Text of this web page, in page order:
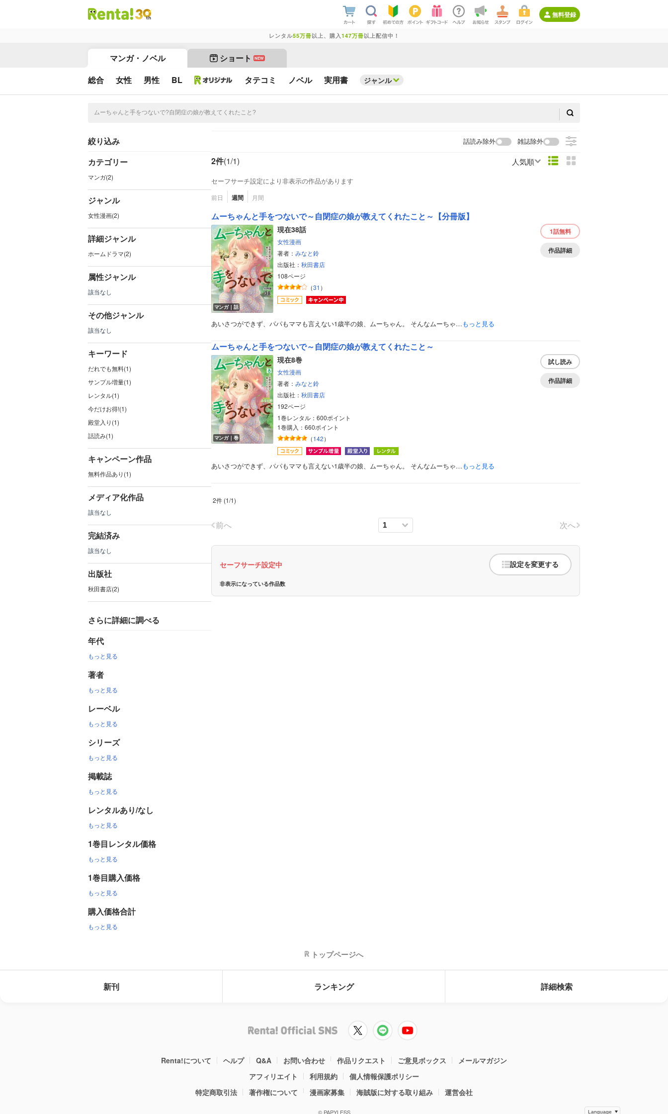
無料登録
レンタル55万冊以上、購入 147万冊以上配信中！
マンガ・ノベル ショート NEW
総合 女性 男性 BL タテコミ ノベル 実用書 ジャンル
絞り込み
カテゴリー
マンガ(2)
ジャンル
女性漫画(2)
詳細ジャンル
ホームドラマ(2)
属性ジャンル
該当なし
その他ジャンル
該当なし
キーワード
だれでも無料(1)
サンプル増量(1)
レンタル(1)
今だけお得!(1)
殿堂入り(1)
話読み(1)
キャンペーン作品
無料作品あり(1)
メディア化作品
該当なし
完結済み
該当なし
出版社
秋田書店(2)
さらに詳細に調べる
年代
もっと見る
著者
もっと見る
レーベル
もっと見る
シリーズ
もっと見る
掲載誌
もっと見る
レンタルあり/なし
もっと見る
1巻目レンタル価格
もっと見る
1巻目購入価格
もっと見る
購入価格合計
もっと見る
話読み除外 雑誌除外
2件(1/1) 人気順
セーフサーチ設定により非表示の作品があります
美女・美少女
前日 週間 月間
ムーちゃんと手をつないで～自閉症の娘が教えてくれたこと～【分冊版】
マンガ｜話
現在38話
女性漫画
著者： みなと鈴
出版社： 秋田書店
108ページ
（31 ）
1話無料
作品詳細
あいさつができず、パパもママも言えない1歳半の娘、ムーちゃん。 そんなムーちゃ…もっと見る
ムーちゃんと手をつないで～自閉症の娘が教えてくれたこと～
マンガ｜巻
現在8巻
女性漫画
著者： みなと鈴
出版社： 秋田書店
192ページ
1巻レンタル：600ポイント
1巻購入：660ポイント
（142）
試し読み
作品詳細
あいさつができず、パパもママも言えない1歳半の娘、ムーちゃん。 そんなムーちゃ…もっと見る
2件 (1/1)
前へ 次へ
セーフサーチ設定中 設定を変更する
非表示になっている作品数
トップページへ
新刊 ランキング 詳細検索
Renta!について ヘルプ Q&A お問い合わせ 作品リクエスト ご意見ボックス
メールマガジン
アフィリエイト
利用規約
個人情報保護ポリシー
特定商取引法
著作権について 漫画家募集 海賊版に対する取り組み 運営会社
© PAPYLESS